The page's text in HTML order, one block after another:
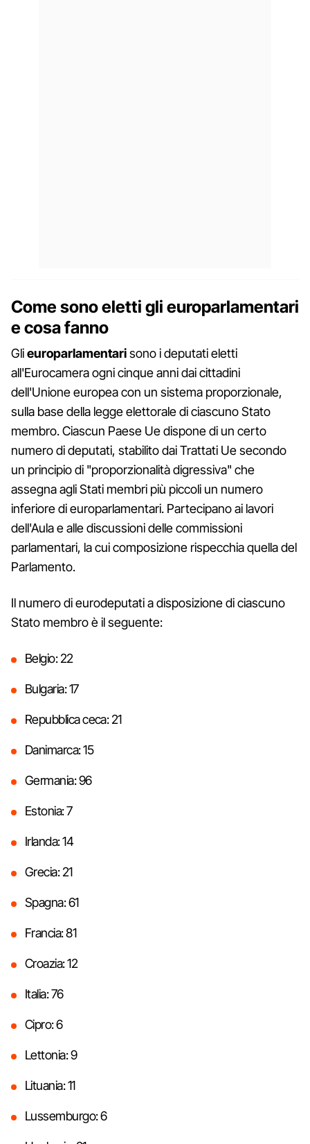
Come sono eletti gli europarlamentari
e cosa fanno
Glieuroparlamentarisono i deputati eletti
all'Eurocamera ogni cinque anni dai cittadini
dell'Unione europea con un sistema proporzionale,
sulla base della legge elettorale di ciascuno Stato
membro. Ciascun Paese Ue dispone di un certo
numero di deputati, stabilito dai Trattati Ue secondo
un principio di "proporzionalità digressiva" che
assegna agli Stati membri più piccoli un numero
inferiore di europarlamentari. Partecipano ai lavori
dell'Aula e alle discussioni delle commissioni
parlamentari, la cui composizione rispecchia quella del
Parlamento.
Il numero di eurodeputati a disposizione di ciascuno
Stato membro è il seguente:
Belgio: 22
Bulgaria: 17
Repubblica ceca: 21
Danimarca: 15
Germania: 96
Estonia: 7
Irlanda: 14
Grecia: 21
Spagna: 61
Francia: 81
Croazia: 12
Italia: 76
Cipro: 6
Lettonia: 9
Lituania: 11
Lussemburgo: 6